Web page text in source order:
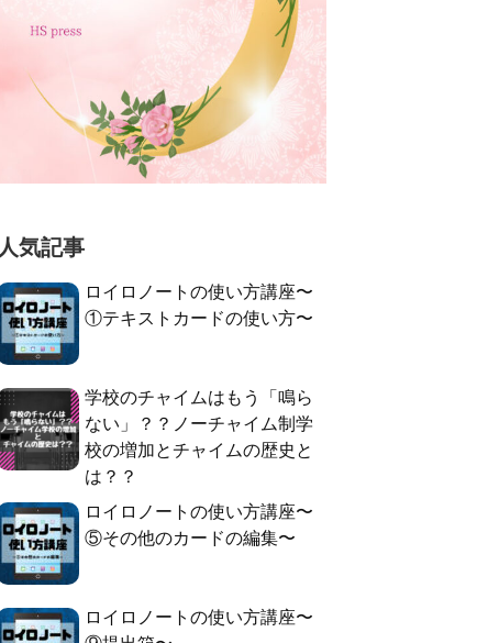
人気記事
ロイロノートの使い方講座〜
①テキストカードの使い方〜
学校のチャイムはもう「鳴ら
ない」？？ノーチャイム制学
校の増加とチャイムの歴史と
は？？
ロイロノートの使い方講座〜
⑤その他のカードの編集〜
ロイロノートの使い方講座〜